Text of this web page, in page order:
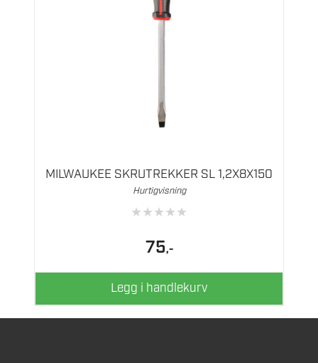
MILWAUKEE SKRUTREKKER SL 1,2X8X150
Hurtigvisning
★★★★★
75,-
Legg i handlekurv